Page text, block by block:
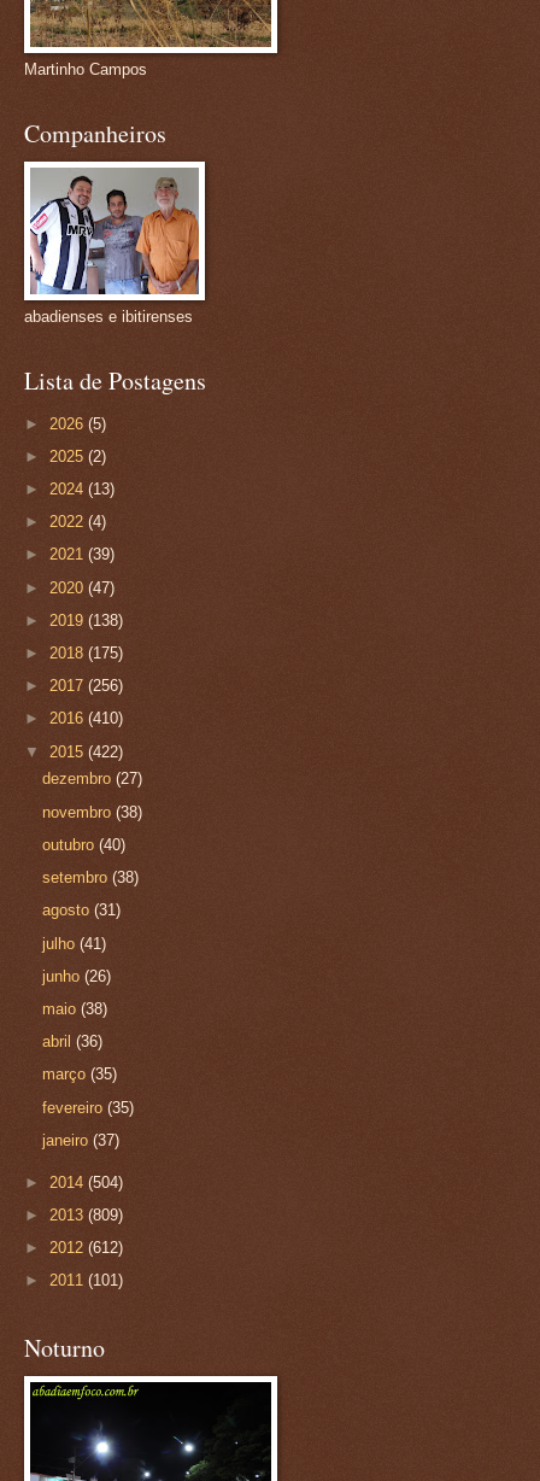
Martinho Campos
Companheiros
abadienses e ibitirenses
Lista de Postagens
► 2026 (5)
► 2025 (2)
► 2024 (13)
► 2022 (4)
► 2021 (39)
► 2020 (47)
► 2019 (138)
► 2018 (175)
► 2017 (256)
► 2016 (410)
▼ 2015 (422)
dezembro(27)
novembro(38)
outubro(40)
setembro(38)
agosto(31)
julho(41)
junho(26)
maio(38)
abril(36)
março(35)
fevereiro(35)
janeiro(37)
► 2014 (504)
► 2013 (809)
► 2012 (612)
► 2011 (101)
Noturno